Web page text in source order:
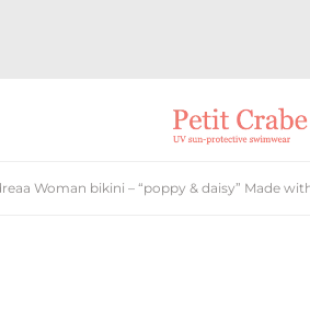
Woman bikini – “poppy & daisy” Made